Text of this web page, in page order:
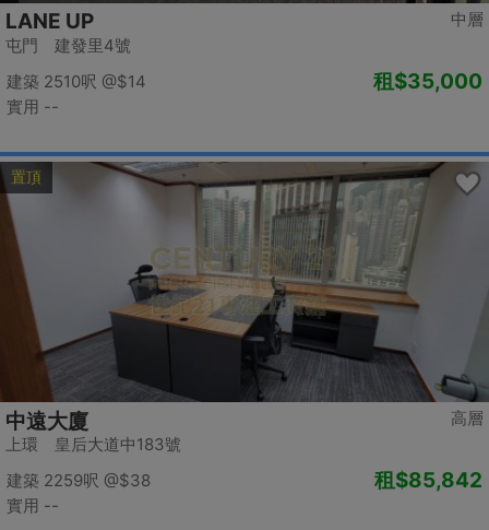
中層
LANE UP
屯門 建發里4號
建築 2510呎 @$14
實用 --
租$35,000
置頂
高層
中遠大廈
上環 皇后大道中183號
建築 2259呎 @$38
實用 --
租$85,842